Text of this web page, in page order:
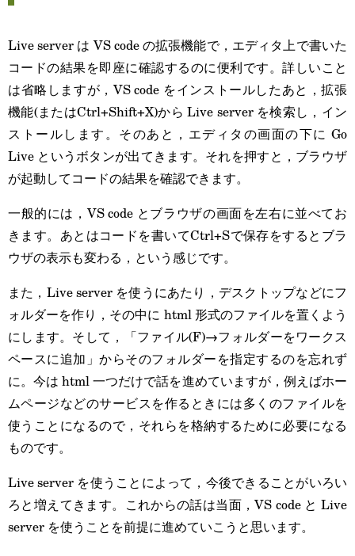
Live server は VS code の拡張機能で，エディタ上で書いた
コードの結果を即座に確認するのに便利です。詳しいこと
は省略しますが，VS code をインストールしたあと，拡張
機能(またはCtrl+Shift+X)から Live server を検索し，イン
ストールします。そのあと，エディタの画面の下に Go
Live というボタンが出てきます。それを押すと，ブラウザ
が起動してコードの結果を確認できます。
一般的には，VS code とブラウザの画面を左右に並べてお
きます。あとはコードを書いてCtrl+Sで保存をするとブラ
ウザの表示も変わる，という感じです。
また，Live server を使うにあたり，デスクトップなどにフ
ォルダーを作り，その中に html 形式のファイルを置くよう
にします。そして，「ファイル(F)→フォルダーをワークス
ペースに追加」からそのフォルダーを指定するのを忘れず
に。今は html 一つだけで話を進めていますが，例えばホー
ムページなどのサービスを作るときには多くのファイルを
使うことになるので，それらを格納するために必要になる
ものです。
Live server を使うことによって，今後できることがいろい
ろと増えてきます。これからの話は当面，VS code と Live
server を使うことを前提に進めていこうと思います。